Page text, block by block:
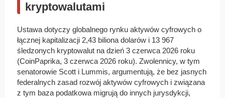
kryptowalutami
Ustawa dotyczy globalnego rynku aktywów cyfrowych o
łącznej kapitalizacji 2,43 biliona dolarów i 13 967
śledzonych kryptowalut na dzień 3 czerwca 2026 roku
(CoinPaprika, 3 czerwca 2026 roku). Zwolennicy, w tym
senatorowie Scott i Lummis, argumentują, że bez jasnych
federalnych zasad rozwój aktywów cyfrowych i związana
z tym baza podatkowa migrują do innych jurysdykcji,